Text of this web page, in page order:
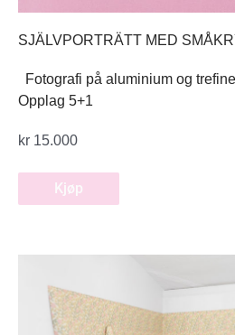
SJÄLVPORTRÄTT MED
Fotografi på aluminium og
Opplag 5+1
kr 15.000
Kjøp